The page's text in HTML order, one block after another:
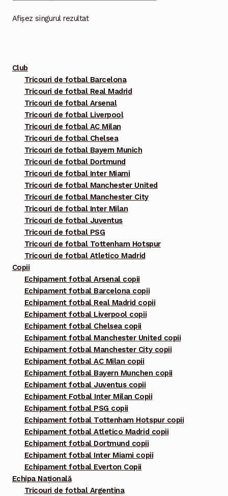
Afișez singurul rezultat
Club
Tricouri de fotbal Barcelona
Tricouri de fotbal Real Madrid
Tricouri de fotbal Arsenal
Tricouri de fotbal Liverpool
Tricouri de fotbal AC Milan
Tricouri de fotbal Chelsea
Tricouri de fotbal Bayern Munich
Tricouri de fotbal Dortmund
Tricouri de fotbal Inter Miami
Tricouri de fotbal Manchester United
Tricouri de fotbal Manchester City
Tricouri de fotbal Inter Milan
Tricouri de fotbal Juventus
Tricouri de fotbal PSG
Tricouri de fotbal Tottenham Hotspur
Tricouri de fotbal Atletico Madrid
Copii
Echipament fotbal Arsenal copii
Echipament fotbal Barcelona copii
Echipament fotbal Real Madrid copii
Echipament fotbal Liverpool copii
Echipament fotbal Chelsea copii
Echipament fotbal Manchester United copii
Echipament fotbal Manchester City copii
Echipament fotbal AC Milan copii
Echipament fotbal Bayern Munchen copii
Echipament fotbal Juventus copii
Echipament Fotbal Inter Milan Copii
Echipament fotbal PSG copii
Echipament fotbal Tottenham Hotspur copii
Echipament fotbal Atletico Madrid copii
Echipament fotbal Dortmund copii
Echipament fotbal Inter Miami copii
Echipament fotbal Everton Copii
Echipa Națională
Tricouri de fotbal Argentina